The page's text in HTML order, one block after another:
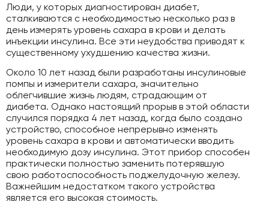
Люди, у которых диагностирован диабет,
сталкиваются с необходимостью несколько раз в
день измерять уровень сахара в крови и делать
инъекции инсулина. Все эти неудобства приводят к
существенному ухудшению качества жизни.
Около 10 лет назад были разработаны инсулиновые
помпы и измерители сахара, значительно
облегчившие жизнь людям, страдающим от
диабета. Однако настоящий прорыв в этой области
случился порядка 4 лет назад, когда было создано
устройство, способное непрерывно изменять
уровень сахара в крови и автоматически вводить
необходимую дозу инсулина. Этот прибор способен
практически полностью заменить потерявшую
свою работоспособность поджелудочную железу.
Важнейшим недостатком такого устройства
является его высокая стоимость.